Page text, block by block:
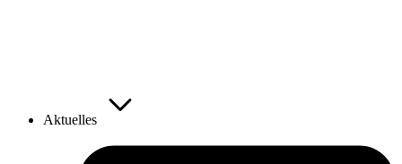
Aktuelles